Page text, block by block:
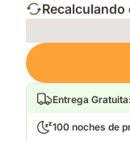
Loading
Entrega Gratuita:
100 noches de